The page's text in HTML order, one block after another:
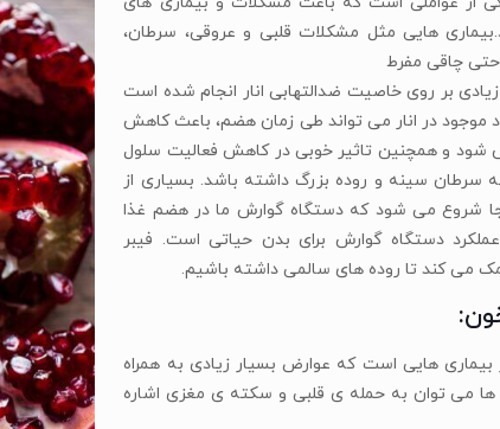
هایی مثل مشکلات قلبی و عروقی، سرطان،
بر روی خاصیت ضدالتهابی انار انجام شده است
موجود در انار می تواند طی زمان هضم، باعث کاهش
شود و همچنین تاثیر خوبی در کاهش فعالیت سلول
سرطان سینه و روده بزرگ داشته باشد. بسیاری از
شروع می شود که دستگاه گوارش ما در هضم غذا
دستگاه گوارش برای بدن حیاتی است. فیبر
می کند تا روده های سالمی داشته باشیم.
بیماری هایی است که عوارض بسیار زیادی به همراه
ها می توان به حمله ی قلبی و سکته ی مغزی اشاره